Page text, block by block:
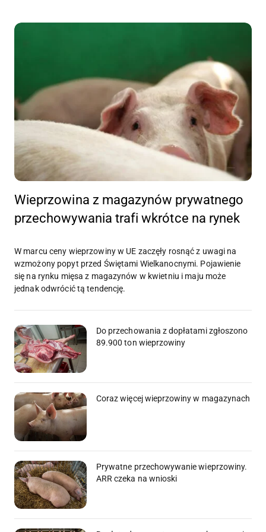
Wieprzowina z magazynów prywatnego
przechowywania trafi wkrótce na rynek
W marcu ceny wieprzowiny w UE zaczęły rosnąć z uwagi na
wzmożony popyt przed Świętami Wielkanocnymi. Pojawienie
się na rynku mięsa z magazynów w kwietniu i maju może
jednak odwrócić tą tendencję.
Do przechowania z dopłatami zgłoszono
89.900 ton wieprzowiny
Coraz więcej wieprzowiny w magazynach
Prywatne przechowywanie wieprzowiny.
ARR czeka na wnioski